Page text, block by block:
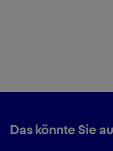
Das könnte Sie